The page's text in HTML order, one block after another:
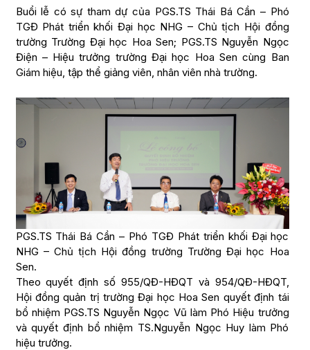
Buổi lễ có sự tham dự của PGS.TS Thái Bá Cần – Phó
TGĐ Phát triển khối Đại học NHG – Chủ tịch Hội đồng
trường Trường Đại học Hoa Sen; PGS.TS Nguyễn Ngọc
Điện – Hiệu trưởng trường Đại học Hoa Sen cùng Ban
Giám hiệu, tập thể giảng viên, nhân viên nhà trường.
PGS.TS Thái Bá Cần – Phó TGĐ Phát triển khối Đại học
NHG – Chủ tịch Hội đồng trường Trường Đại học Hoa
Sen.
Theo quyết định số 955/QĐ-HĐQT và 954/QĐ-HĐQT,
Hội đồng quản trị trường Đại học Hoa Sen quyết định tái
bổ nhiệm PGS.TS Nguyễn Ngọc Vũ làm Phó Hiệu trưởng
và quyết định bổ nhiệm TS.Nguyễn Ngọc Huy làm Phó
hiệu trưởng.